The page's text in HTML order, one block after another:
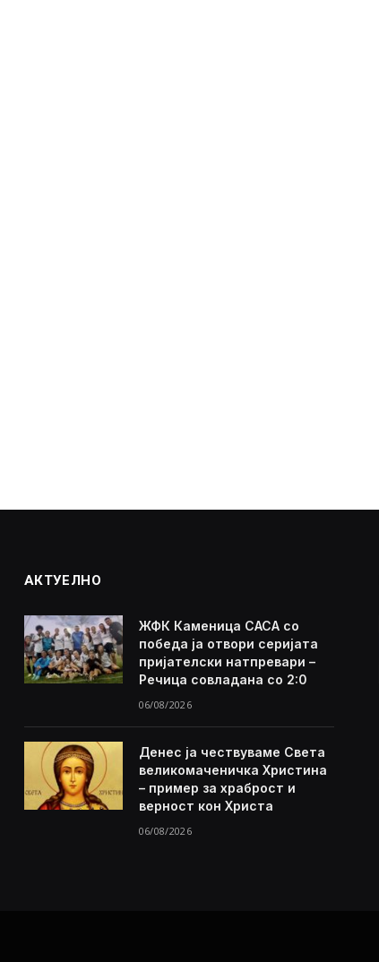
АКТУЕЛНО
ЖФК Каменица САСА со
победа ја отвори серијата
пријателски натпревари –
Речица совладана со 2:0
06/08/2026
Денес ја чествуваме Света
великомаченичка Христина
– пример за храброст и
верност кон Христа
06/08/2026